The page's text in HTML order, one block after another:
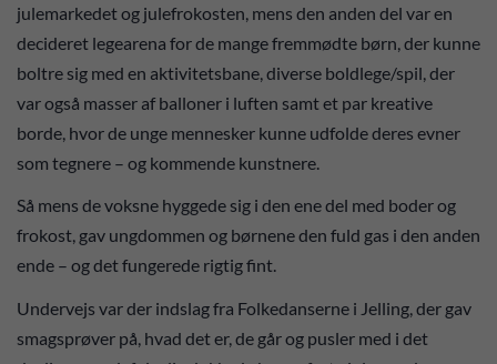
julemarkedet og julefrokosten, mens den anden del var en
decideret legearena for de mange fremmødte børn, der kunne
boltre sig med en aktivitetsbane, diverse boldlege/spil, der
var også masser af balloner i luften samt et par kreative
borde, hvor de unge mennesker kunne udfolde deres evner
som tegnere – og kommende kunstnere.
Så mens de voksne hyggede sig i den ene del med boder og
frokost, gav ungdommen og børnene den fuld gas i den anden
ende – og det fungerede rigtig fint.
Undervejs var der indslag fra Folkedanserne i Jelling, der gav
smagsprøver på, hvad det er, de går og pusler med i det